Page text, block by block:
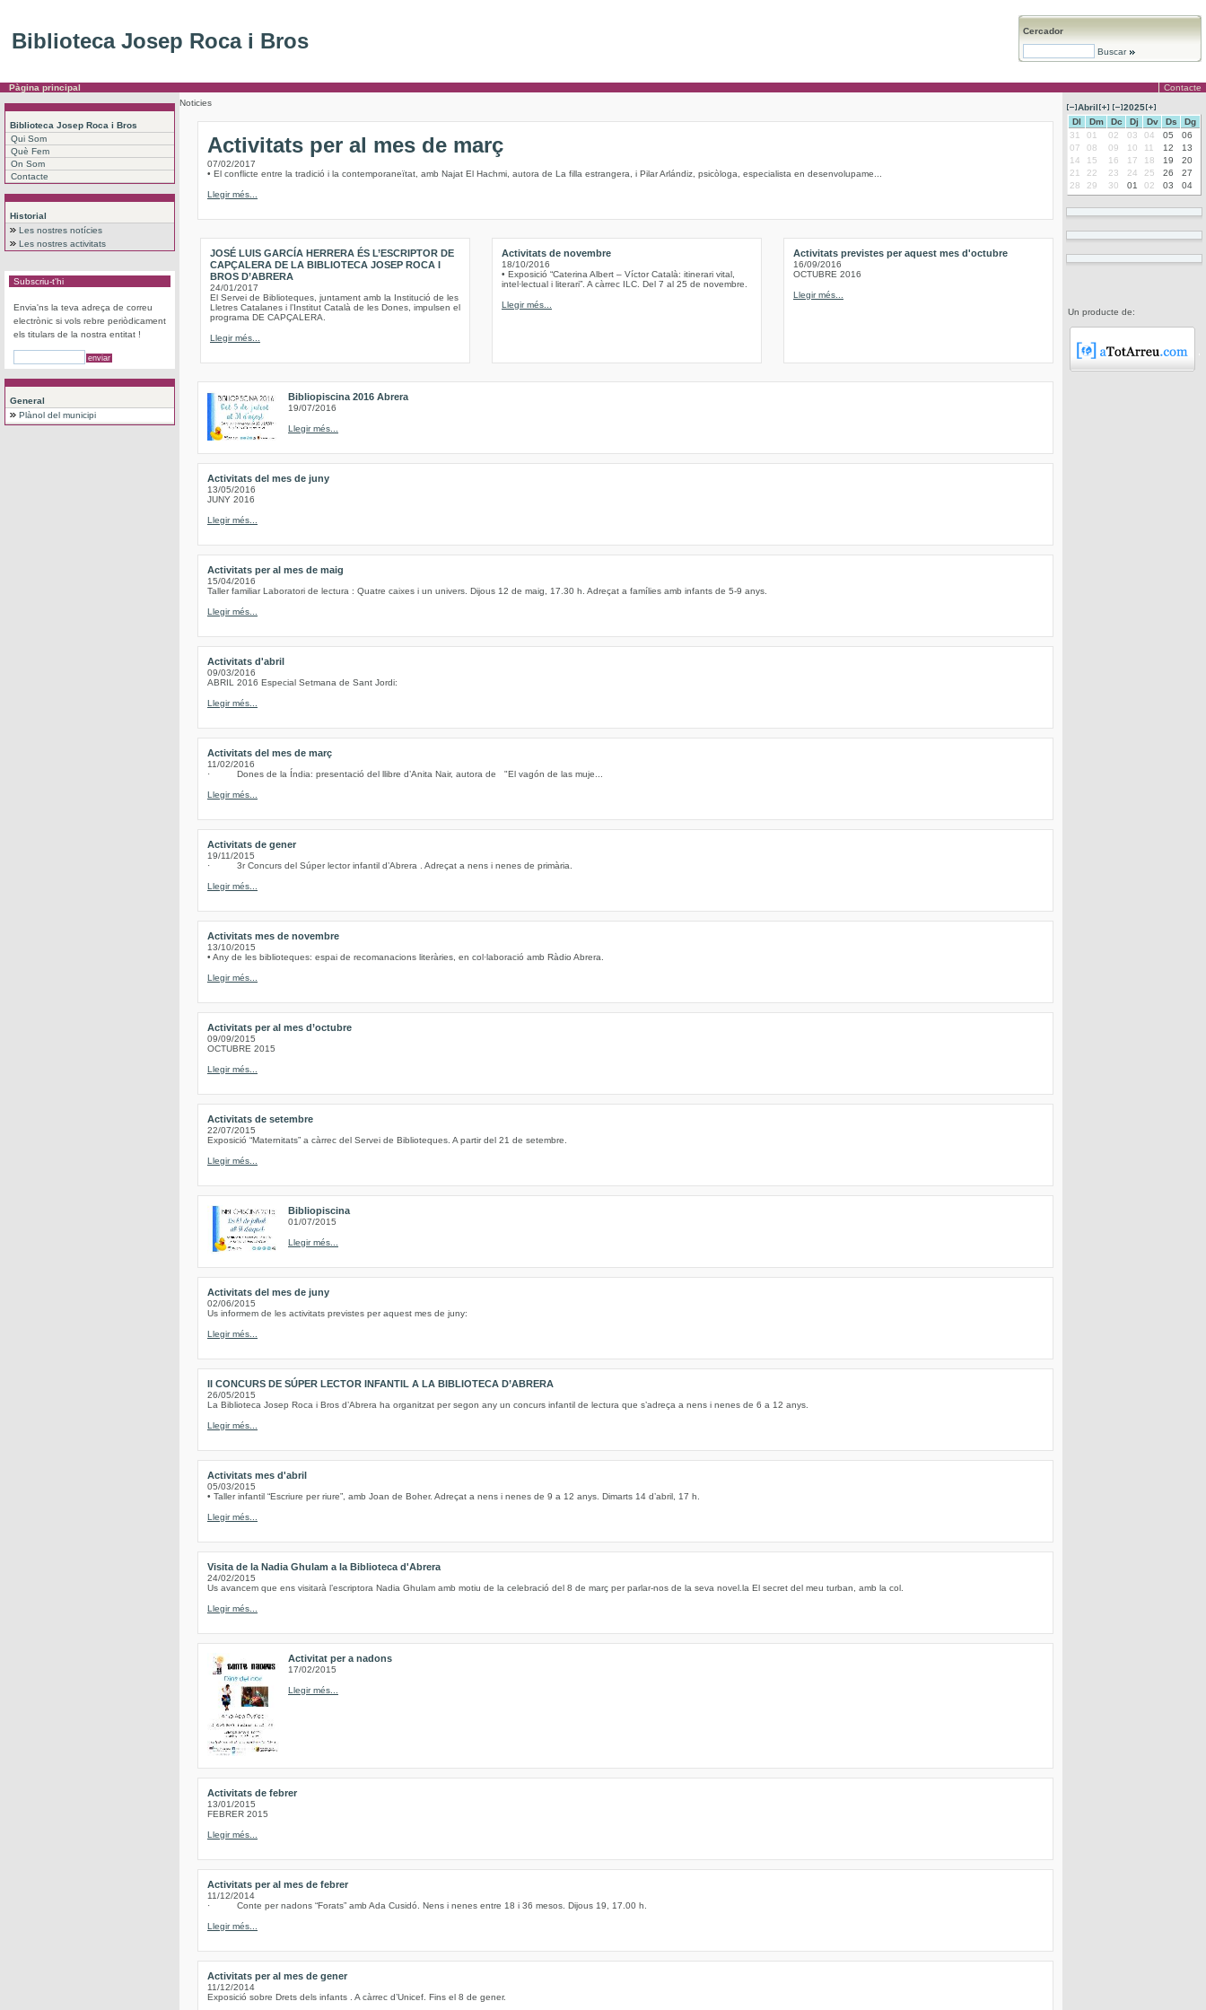
Biblioteca Josep Roca i Bros Cercador
Buscar
Pàgina principal Contacte
Biblioteca Josep Roca i Bros
Qui Som
Què Fem
On Som
Contacte
Historial
Les nostres notícies
Les nostres activitats
Subscriu-t'hi
Envia'ns la teva adreça de correu
electrònic si vols rebre periòdicament
els titulars de la nostra entitat !
General
Plànol del municipi
Noticies
Activitats per al mes de març
07/02/2017
• El conflicte entre la tradició i la contemporaneïtat, amb Najat El Hachmi, autora de La filla estrangera, i Pilar Arlándiz, psicòloga, especialista en desenvolupame...
Llegir més...
JOSÉ LUIS GARCÍA HERRERA ÉS L’ESCRIPTOR DE
CAPÇALERA DE LA BIBLIOTECA JOSEP ROCA I
BROS D’ABRERA
24/01/2017
El Servei de Biblioteques, juntament amb la Institució de les
Lletres Catalanes i l’Institut Català de les Dones, impulsen el
programa DE CAPÇALERA.
Llegir més...
Activitats de novembre
18/10/2016
• Exposició “Caterina Albert – Víctor Català: itinerari vital,
intel·lectual i literari”. A càrrec ILC. Del 7 al 25 de novembre.
Llegir més...
Activitats previstes per aquest mes d'octubre
16/09/2016
OCTUBRE 2016
Llegir més...
Bibliopiscina 2016 Abrera
19/07/2016
Llegir més...
Activitats del mes de juny
13/05/2016
JUNY 2016
Llegir més...
Activitats per al mes de maig
15/04/2016
Taller familiar Laboratori de lectura : Quatre caixes i un univers. Dijous 12 de maig, 17.30 h. Adreçat a famílies amb infants de 5-9 anys.
Llegir més...
Activitats d'abril
09/03/2016
ABRIL 2016 Especial Setmana de Sant Jordi:
Llegir més...
Activitats del mes de març
11/02/2016
· Dones de la Índia: presentació del llibre d’Anita Nair, autora de "El vagón de las muje...
Llegir més...
Activitats de gener
19/11/2015
· 3r Concurs del Súper lector infantil d’Abrera . Adreçat a nens i nenes de primària.
Llegir més...
Activitats mes de novembre
13/10/2015
• Any de les biblioteques: espai de recomanacions literàries, en col·laboració amb Ràdio Abrera.
Llegir més...
Activitats per al mes d’octubre
09/09/2015
OCTUBRE 2015
Llegir més...
Activitats de setembre
22/07/2015
Exposició “Maternitats” a càrrec del Servei de Biblioteques. A partir del 21 de setembre.
Llegir més...
Bibliopiscina
01/07/2015
Llegir més...
Activitats del mes de juny
02/06/2015
Us informem de les activitats previstes per aquest mes de juny:
Llegir més...
II CONCURS DE SÚPER LECTOR INFANTIL A LA BIBLIOTECA D’ABRERA
26/05/2015
La Biblioteca Josep Roca i Bros d’Abrera ha organitzat per segon any un concurs infantil de lectura que s’adreça a nens i nenes de 6 a 12 anys.
Llegir més...
Activitats mes d'abril
05/03/2015
• Taller infantil “Escriure per riure”, amb Joan de Boher. Adreçat a nens i nenes de 9 a 12 anys. Dimarts 14 d’abril, 17 h.
Llegir més...
Visita de la Nadia Ghulam a la Biblioteca d'Abrera
24/02/2015
Us avancem que ens visitarà l’escriptora Nadia Ghulam amb motiu de la celebració del 8 de març per parlar-nos de la seva novel.la El secret del meu turban, amb la col.
Llegir més...
Activitat per a nadons
17/02/2015
Llegir més...
Activitats de febrer
13/01/2015
FEBRER 2015
Llegir més...
Activitats per al mes de febrer
11/12/2014
· Conte per nadons “Forats” amb Ada Cusidó. Nens i nenes entre 18 i 36 mesos. Dijous 19, 17.00 h.
Llegir més...
Activitats per al mes de gener
11/12/2014
Exposició sobre Drets dels infants . A càrrec d’Unicef. Fins el 8 de gener.
Abril
2025
Dl
Dm Dc Dj Dv Ds
Dg
31
01 02 03 04 05
06
07
08 09 10 11 12
13
14
15 16 17 18 19
20
21
22 23 24 25 26
27
28
29 30 01 02 03 04
Un producte de: